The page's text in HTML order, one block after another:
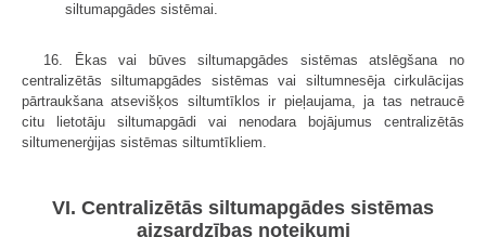
siltumapgādes sistēmai.
16. Ēkas vai būves siltumapgādes sistēmas atslēgšana no
centralizētās siltumapgādes sistēmas vai siltumnesēja cirkulācijas
pārtraukšana atsevišķos siltumtīklos ir pieļaujama, ja tas netraucē
citu lietotāju siltumapgādi vai nenodara bojājumus centralizētās
siltumenerģijas sistēmas siltumtīkliem.
VI. Centralizētās siltumapgādes sistēmas
aizsardzības noteikumi